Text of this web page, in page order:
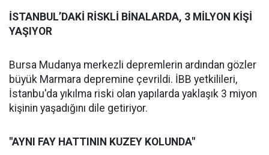
İSTANBUL’DAKİ RİSKLİ BİNALARDA, 3 MİLYON KİŞİ
YAŞIYOR
Bursa Mudanya merkezli depremlerin ardından gözler
büyük Marmara depremine çevrildi. İBB yetkilileri,
İstanbu'da yıkılma riski olan yapılarda yaklaşık 3 miyon
kişinin yaşadığını dile getiriyor.
"AYNI FAY HATTININ KUZEY KOLUNDA"